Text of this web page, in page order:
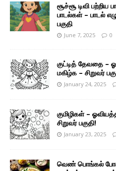
சூச்சூ டிவி
பாடல்கள் – பாடல்
பகுதி
June 7, 2025 0
குட்டித் தேவதை –
மகிழ்க – சிறுவர்
January 24, 2025
குமிழிகள் –
சிறுவர் பகுதி!
January 23, 2025
வெண் பொங்கல்